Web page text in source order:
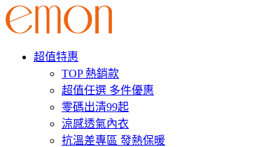
超值特惠
TOP 熱銷款
超值任選 多件優惠
零碼出清99起
涼感透氣內衣
抗溫差專區 發熱保暖